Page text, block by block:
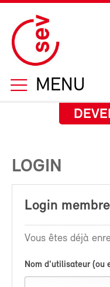
MENU
LOGIN
Login membre
Vous êtes déjà
Nom d'utilisateur (ou